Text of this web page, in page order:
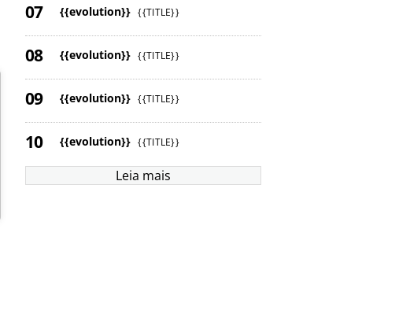
{{evolution}} {{TITLE}}
{{evolution}} {{TITLE}}
{{evolution}} {{TITLE}}
{{evolution}} {{TITLE}}
Leia mais